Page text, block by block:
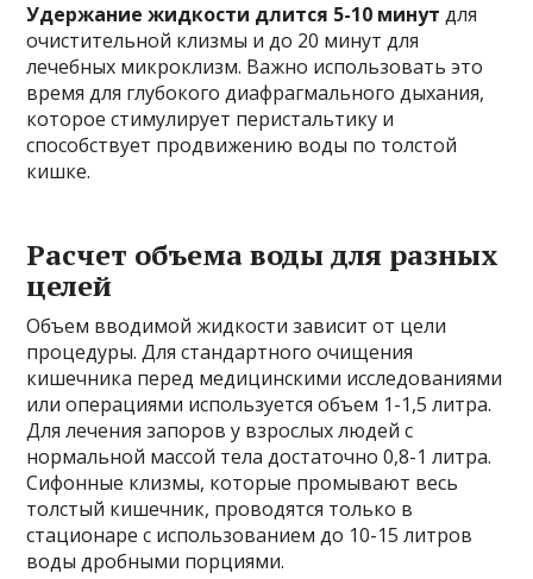
Удержание жидкости длится 5-10 минут для
очистительной клизмы и до 20 минут для
лечебных микроклизм. Важно использовать это
время для глубокого диафрагмального дыхания,
которое стимулирует перистальтику и
способствует продвижению воды по толстой
кишке.
Расчет объема воды для разных
целей
Объем вводимой жидкости зависит от цели
процедуры. Для стандартного очищения
кишечника перед медицинскими исследованиями
или операциями используется объем 1-1,5 литра.
Для лечения запоров у взрослых людей с
нормальной массой тела достаточно 0,8-1 литра.
Сифонные клизмы, которые промывают весь
толстый кишечник, проводятся только в
стационаре с использованием до 10-15 литров
воды дробными порциями.